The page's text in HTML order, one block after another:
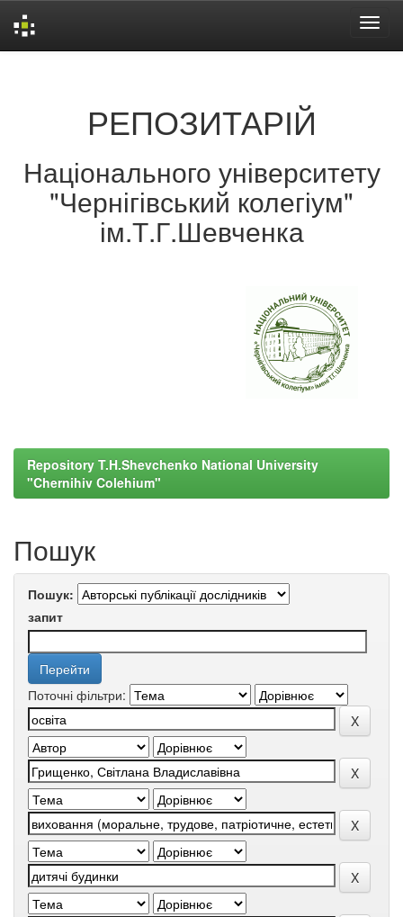
РЕПОЗИТАРІЙ
Національного університету
"Чернігівський колегіум"
ім.Т.Г.Шевченка
Repository T.H.Shevchenko National University
"Chernihiv Colehium"
Пошук
Пошук:
запит
Поточні фільтри: